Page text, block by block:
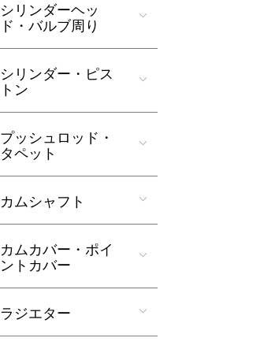
シリンダーヘッ
ド・バルブ周り
シリンダー・ピス
トン
プッシュロッド・
タペット
カムシャフト
カムカバー・ポイ
ントカバー
ラジエター